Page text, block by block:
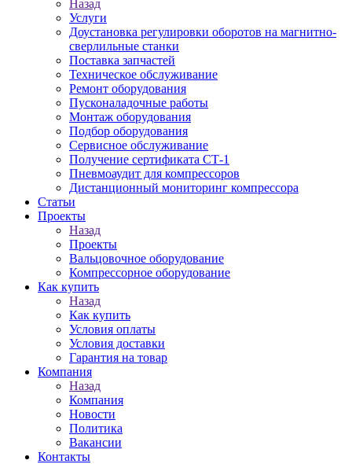
Назад
Услуги
Доустановка регулировки оборотов на магнитно-
сверлильные станки
Поставка запчастей
Техническое обслуживание
Ремонт оборудования
Пусконаладочные работы
Монтаж оборудования
Подбор оборудования
Сервисное обслуживание
Получение сертификата СТ-1
Пневмоаудит для компрессоров
Дистанционный мониторинг компрессора
Статьи
Проекты
Назад
Проекты
Вальцовочное оборудование
Компрессорное оборудование
Как купить
Назад
Как купить
Условия оплаты
Условия доставки
Гарантия на товар
Компания
Назад
Компания
Новости
Политика
Вакансии
Контакты